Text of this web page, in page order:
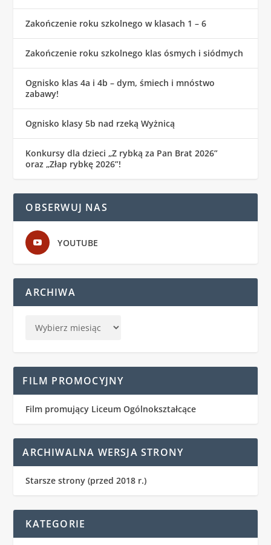
Zakończenie roku szkolnego w klasach 1 – 6
Zakończenie roku szkolnego klas ósmych i siódmych
Ognisko klas 4a i 4b – dym, śmiech i mnóstwo
zabawy!
Ognisko klasy 5b nad rzeką Wyżnicą
Konkursy dla dzieci „Z rybką za Pan Brat 2026”
oraz „Złap rybkę 2026”!
OBSERWUJ NAS
YOUTUBE
ARCHIWA
FILM PROMOCYJNY
Film promujący Liceum Ogólnokształcące
ARCHIWALNA WERSJA STRONY
Starsze strony (przed 2018 r.)
KATEGORIE